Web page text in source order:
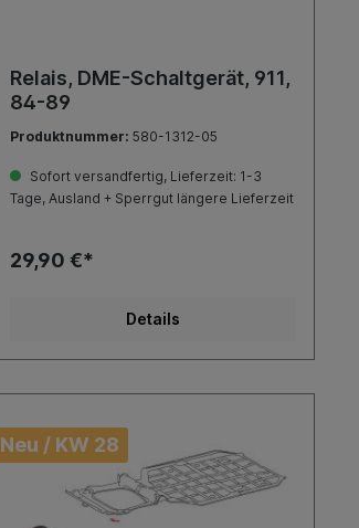
Relais, DME-Schaltgerät, 911,
84-89
Produktnummer: 580-1312-05
Sofort versandfertig, Lieferzeit: 1-3
Tage, Ausland + Sperrgut längere Lieferzeit
29,90 €*
Details
Neu / KW 28